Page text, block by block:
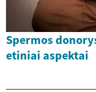
Spermos
etiniai aspektai